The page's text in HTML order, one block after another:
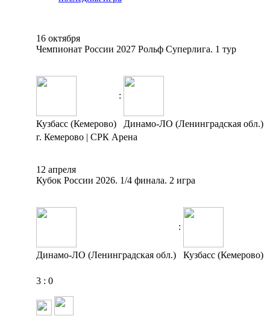
16 октября
Чемпионат России 2027 Рольф Суперлига. 1 тур
:
Кузбасс (Кемерово)
Динамо-ЛО (Ленинградская обл.)
г. Кемерово | СРК Арена
12 апреля
Кубок России 2026. 1/4 финала. 2 игра
:
Динамо-ЛО (Ленинградская обл.) Кузбасс (Кемерово)
3 : 0